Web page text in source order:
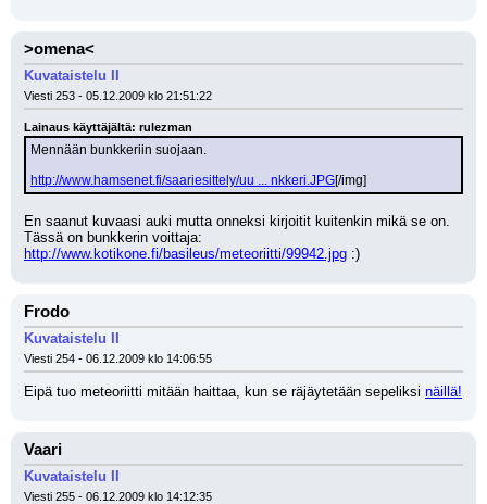
>omena<
Kuvataistelu II
Viesti 253 - 05.12.2009 klo 21:51:22
Lainaus käyttäjältä: rulezman
Mennään bunkkeriin suojaan.
http://www.hamsenet.fi/saariesittely/uu ... nkkeri.JPG[/img]
En saanut kuvaasi auki mutta onneksi kirjoitit kuitenkin mikä se on.
http://www.kotikone.fi/basileus/meteoriitti/99942.jpg :)
Frodo
Kuvataistelu II
Viesti 254 - 06.12.2009 klo 14:06:55
Eipä tuo meteoriitti mitään haittaa, kun se räjäytetään sepeliksi näillä!
Vaari
Kuvataistelu II
Viesti 255 - 06.12.2009 klo 14:12:35